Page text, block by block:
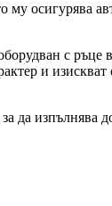
му осигурява
с ръце
и
да изпълнява